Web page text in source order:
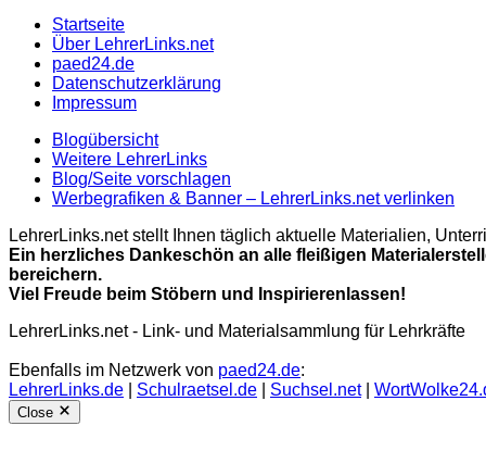
Startseite
Über LehrerLinks.net
paed24.de
Datenschutzerklärung
Impressum
Blogübersicht
Weitere LehrerLinks
Blog/Seite vorschlagen
Werbegrafiken & Banner – LehrerLinks.net verlinken
LehrerLinks.net stellt Ihnen täglich aktuelle Materialien,
Ein herzliches Dankeschön an alle fleißigen
bereichern.
Viel Freude beim Stöbern und Inspirierenlassen!
LehrerLinks.net - Link- und Materialsammlung für Lehrkräfte
Ebenfalls im Netzwerk von paed24.de:
LehrerLinks.de
Schulraetsel.de Suchsel.net|
Close